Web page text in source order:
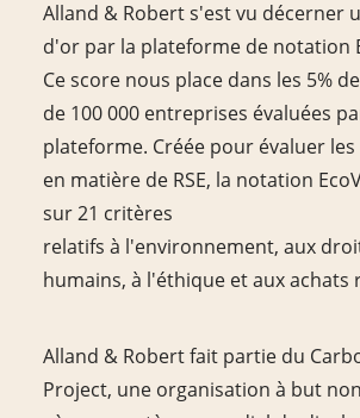
Alland & Robert s'est vu décerner
d'or par la plateforme de notation
Ce score nous place dans les 5%
de 100 000 entreprises évaluées
plateforme. Créée pour évaluer
en matière de RSE, la notation
sur 21 critères
relatifs à l'environnement, aux
humains, à l'éthique et aux achats
Alland & Robert fait partie du
Project, une organisation à but